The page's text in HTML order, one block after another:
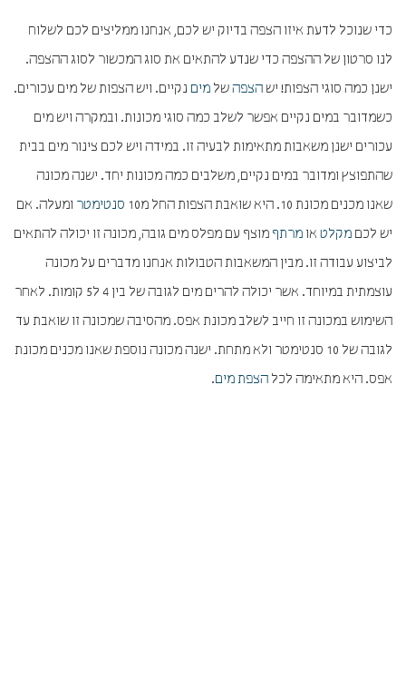
כדי שנוכל לדעת איזו הצפה בדיוק יש לכם, אנחנו ממליצים לכם לשלוח
לנו סרטון של ההצפה כדי שנדע להתאים את סוג המכשור לסוג ההצפה.
ישנן כמה סוגי הצפות! יש הצפהשל מים נקיים. ויש הצפות של מים עכורים.
כשמדובר במים נקיים אפשר לשלב כמה סוגי מכונות. ובמקרה ויש מים
עכורים ישנן משאבות מתאימות לבעיה זו. במידה ויש לכם צינור מים בבית
שהתפוצץ ומדובר במים נקיים, משלבים כמה מכונות יחד. ישנה מכונה
שאנו מכנים מכונת 10. היא שואבת הצפות החל מ10
סנטימטר ומעלה. אם
יש לכם מקלט או מרתף מוצף עם מפלס מים גובה, מכונה זו יכולה להתאים
לביצוע עבודה זו. מבין המשאבות הטבולות אנחנו מדברים על מכונה
עוצמתית במיוחד. אשר יכולה להרים מים לגובה של בין 4 ל5 קומות. לאחר
השימוש במכונה זו חייב לשלב מכונת אפס. מהסיבה שמכונה זו שואבת עד
לגובה של 10 סנטימטר ולא מתחת. ישנה מכונה נוספת שאנו מכנים מכונת
אפס. היא מתאימה לכל הצפת מים.